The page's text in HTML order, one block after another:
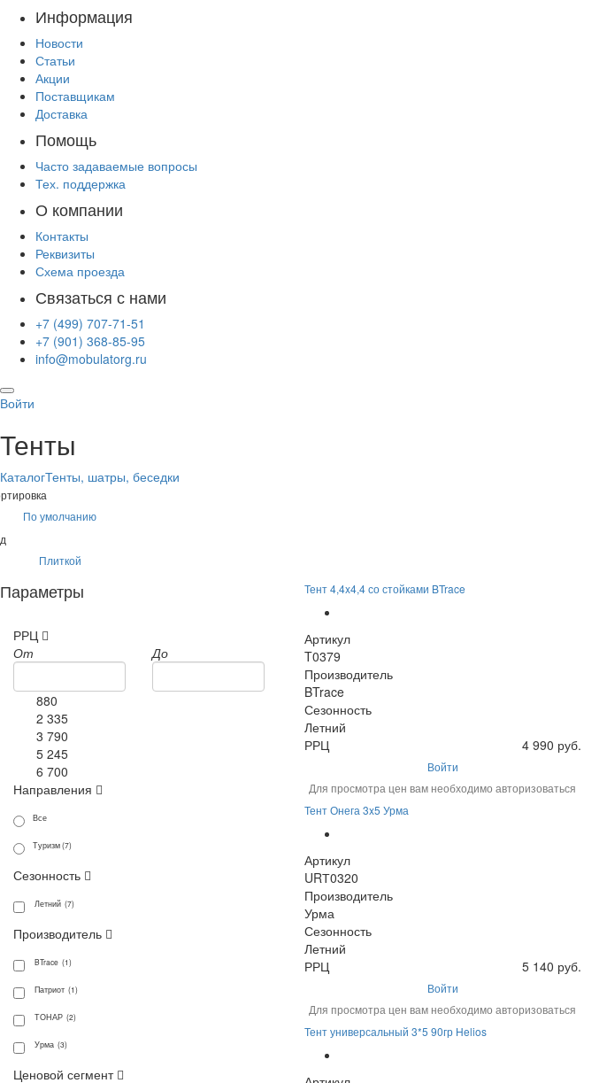
Информация
Новости
Статьи
Акции
Поставщикам
Доставка
Помощь
Часто задаваемые вопросы
Тех. поддержка
О компании
Контакты
Реквизиты
Схема проезда
Связаться с нами
+7 (499) 707-71-51
+7 (901) 368-85-95
info@mobulatorg.ru
Войти
Тенты
КаталогТенты, шатры, беседки
По умолчанию
Плиткой
Параметры
РРЦ
От
До
880
2 335
3 790
5 245
6 700
Направления
Все
Туризм (7)
Сезонность
Летний (7)
Производитель
BTrace (1)
Патриот (1)
ТОНАР (2)
Урма (3)
Ценовой сегмент
Тент 4,4x4,4 со стойками BTrace
Артикул
T0379
Производитель
BTrace
Сезонность
Летний
РРЦ
4 990 руб.
Войти
Для просмотра цен вам необходимо авторизоваться
Тент Онега 3x5 Урма
Артикул
URТ0320
Производитель
Урма
Сезонность
Летний
РРЦ
5 140 руб.
Войти
Для просмотра цен вам необходимо авторизоваться
Тент универсальный 3*5 90гр Helios